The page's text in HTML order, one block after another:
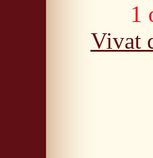
1
Vivat